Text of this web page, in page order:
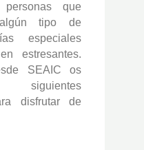
que
tipo de
especiales
estresantes.
SEAIC os
disfrutar de